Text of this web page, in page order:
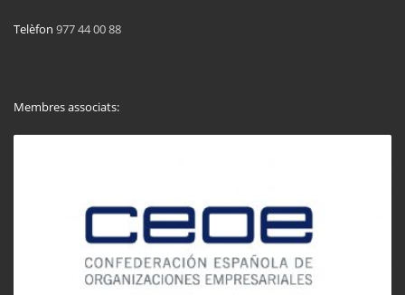
Telèfon 977 44 00 88
Membres associats: